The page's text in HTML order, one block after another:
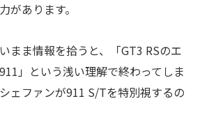
があります。
まま情報を拾うと、「GT3 RSのエ
」という浅い理解で終わってしま
ェファンが911 S/Tを特別視するの